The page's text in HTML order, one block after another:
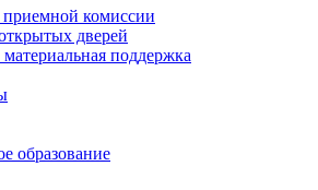
комиссии
дверей
поддержка
образование